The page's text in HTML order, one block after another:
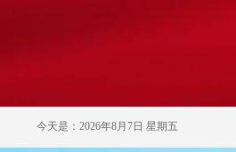
今天是：2026年8月7日 星期五